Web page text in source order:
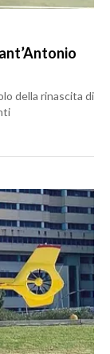
della rinascita di